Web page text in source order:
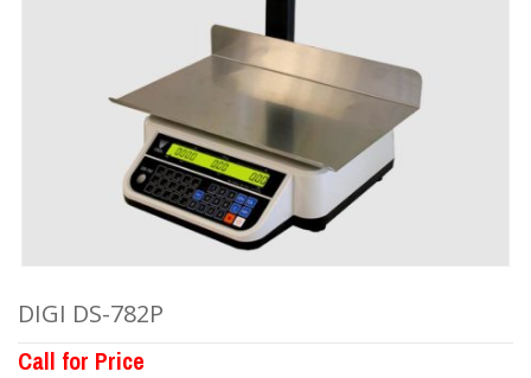
DIGI DS-782P
Call for Price